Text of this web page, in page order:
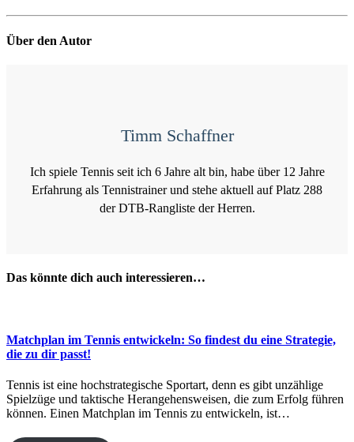
Über den Autor
Timm Schaffner
Ich spiele Tennis seit ich 6 Jahre alt bin, habe über 12 Jahre
Erfahrung als Tennistrainer und stehe aktuell auf Platz 288
der DTB-Rangliste der Herren.
Das könnte dich auch interessieren…
Matchplan im Tennis entwickeln: So findest du eine Strategie,
die zu dir passt!
Tennis ist eine hochstrategische Sportart, denn es gibt unzählige
Spielzüge und taktische Herangehensweisen, die zum Erfolg führen
können. Einen Matchplan im Tennis zu entwickeln, ist…